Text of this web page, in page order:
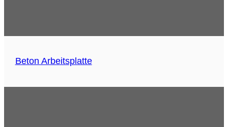
Beton Arbeitsplatte